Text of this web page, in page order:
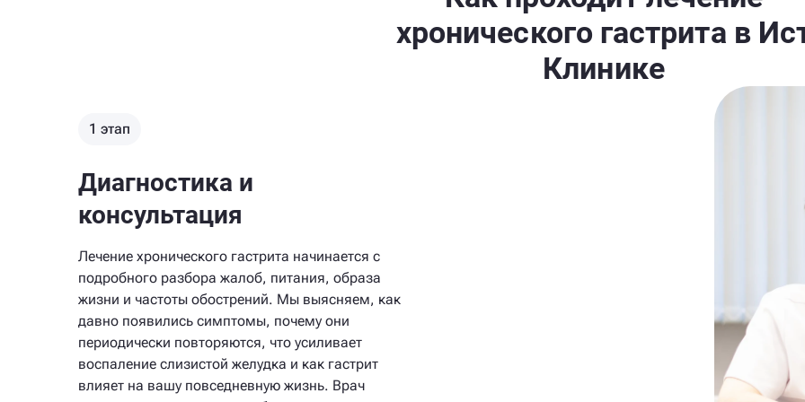
хронического гастрита в
Клинике
1 этап
Диагностика и
консультация
Лечение хронического гастрита начинается с
подробного разбора жалоб, питания, образа
жизни и частоты обострений. Мы выясняем, как
давно появились симптомы, почему они
периодически повторяются, что усиливает
воспаление слизистой желудка и как гастрит
влияет на вашу повседневную жизнь. Врач